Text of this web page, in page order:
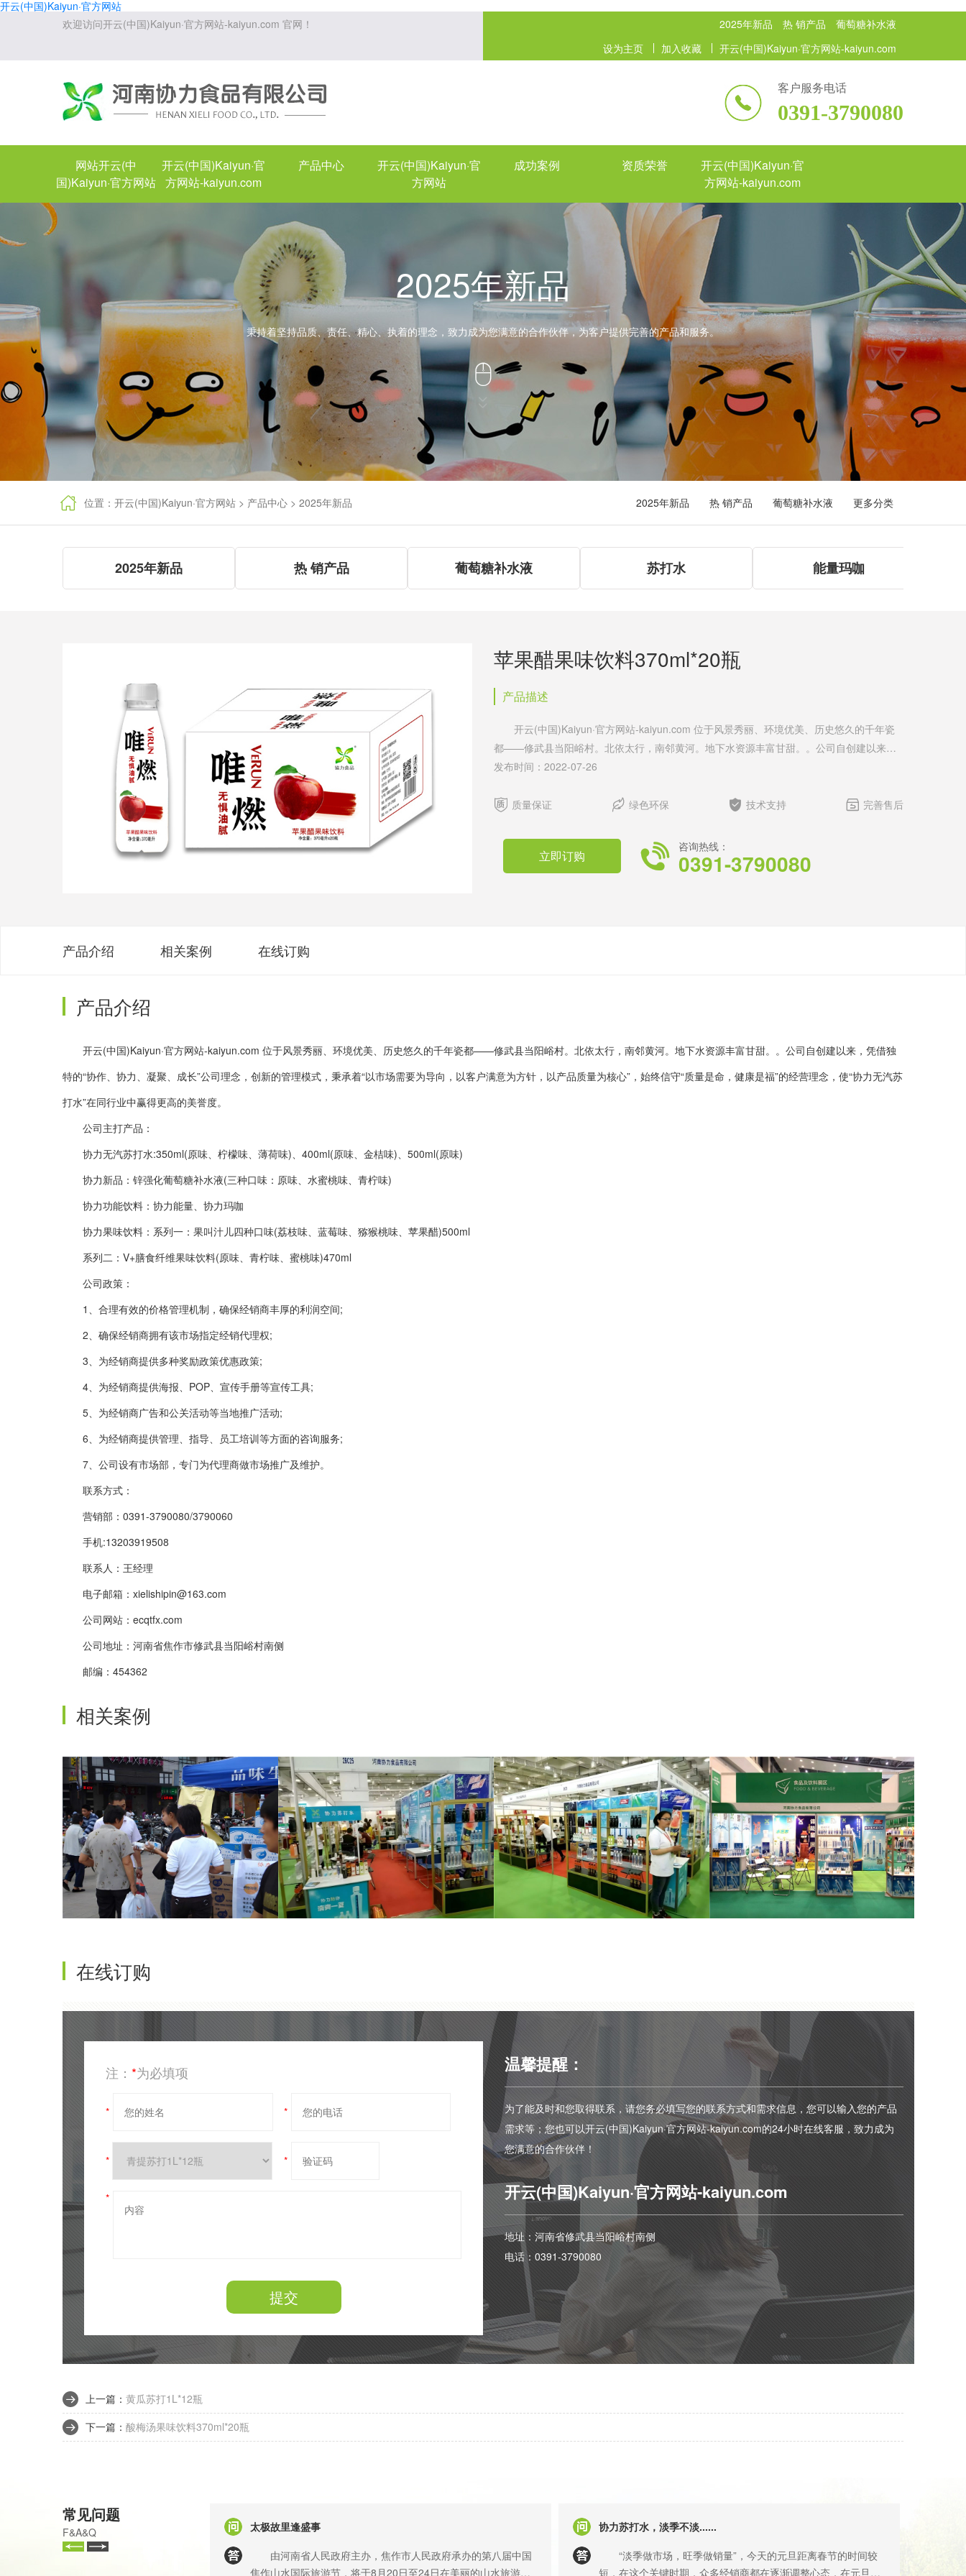
开云(中国)Kaiyun·官方网站
欢迎访问开云(中国)Kaiyun·官方网站-kaiyun.com 官网！
2025年新品 热 销产品
葡萄糖补水液
设为主页
加入收藏 开云(中国)Kaiyun·官方网站-kaiyun.com
客户服务电话
0391-3790080
网站开云(中
国)Kaiyun·官方网站
开云(中国)Kaiyun·官
方网站-kaiyun.com
产品中心
开云(中国)Kaiyun·官
方网站
成功案例 资质荣誉
开云(中国)Kaiyun·官
方网站-kaiyun.com
2025年新品
秉持着坚持品质、责任、精心、执着的理念，致力成为您满意的合作伙伴，为客户提供完善的产品和服务。

 位置： 开云(中国)Kaiyun·官方网站 > 产品中心 > 2025年新品 2025年新品 热 销产品 葡萄糖补水液 更多分类
2025年新品 热 销产品 葡萄糖补水液 苏打水 能量玛咖
苹果醋果味饮料370ml*20瓶
产品描述
开云(中国)Kaiyun·官方网站-kaiyun.com 位于风景秀丽、环境优美、历史悠久的千年瓷
都——修武县当阳峪村。北依太行，南邻黄河。地下水资源丰富甘甜。。公司自创建以来，
凭借独特的“协作、协力、凝聚、成长”公司理念，创新的管理模式，秉承着“以市场需要为导
使“协力无汽苏打水”在同行业中赢得更高的美誉度。 公司主打产品： 协力无汽苏打
强化葡萄糖补水液(三种口味：原味、水蜜桃味、青柠味) 协力功能饮料：协力能量、协力
玛咖 协力果味饮料：系列一：果叫汁儿四种口味(荔枝味、蓝莓味、猕猴桃味、苹果
发布时间：2022-07-26
 质量保证  绿色环保  技术支持  完善售后
立即订购  咨询热线：
0391-3790080
产品介绍 相关案例 在线订购
产品介绍
开云(中国)Kaiyun·官方网站-kaiyun.com 位于风景秀丽、环境优美、历史悠久的千年瓷都——修武县当阳峪村。北依太行，南邻黄河。地下水资源丰富甘甜。。公司自创建以来，凭借独
特的“协作、协力、凝聚、成长”公司理念，创新的管理模式，秉承着“以市场需要为导向，以客户满意为方针，以产品质量为核心”，始终信守“质量是命，健康是福”的经营理念，使“协力无汽苏
打水”在同行业中赢得更高的美誉度。
公司主打产品：
协力无汽苏打水:350ml(原味、柠檬味、薄荷味)、400ml(原味、金桔味)、500ml(原味)
协力新品：锌强化葡萄糖补水液(三种口味：原味、水蜜桃味、青柠味)
协力功能饮料：协力能量、协力玛咖
协力果味饮料：系列一：果叫汁儿四种口味(荔枝味、蓝莓味、猕猴桃味、苹果醋)500ml
系列二：V+膳食纤维果味饮料(原味、青柠味、蜜桃味)470ml
公司政策：
1、合理有效的价格管理机制，确保经销商丰厚的利润空间;
2、确保经销商拥有该市场指定经销代理权;
3、为经销商提供多种奖励政策优惠政策;
4、为经销商提供海报、POP、宣传手册等宣传工具;
5、为经销商广告和公关活动等当地推广活动;
6、为经销商提供管理、指导、员工培训等方面的咨询服务;
7、公司设有市场部，专门为代理商做市场推广及维护。
联系方式：
营销部：0391-3790080/3790060
手机:13203919508
联系人：王经理
电子邮箱：xielishipin@163.com
公司网站：ecqtfx.com
公司地址：河南省焦作市修武县当阳峪村南侧
邮编：454362
相关案例
在线订购
注： *为必填项
* *
* *
*
提交
温馨提醒：
为了能及时和您取得联系，请您务必填写您的联系方式和需求信息，您可以输入您的产品
需求等；您也可以开云(中国)Kaiyun·官方网站-kaiyun.com的24小时在线客服，致力成为
您满意的合作伙伴！
开云(中国)Kaiyun·官方网站-kaiyun.com
地址：河南省修武县当阳峪村南侧
电话：0391-3790080
上一篇： 黄瓜苏打1L*12瓶
下一篇： 酸梅汤果味饮料370ml*20瓶
常见问题
F&A&Q
太极故里逢盛事
由河南省人民政府主办，焦作市人民政府承办的第八届中国
焦作山水国际旅游节，将于8月20日至24日在美丽的山水旅游城
协力苏打水，淡季不淡......
“淡季做市场，旺季做销量”，今天的元旦距离春节的时间较
短，在这个关键时期，众多经销商都在逐渐调整心态，在元旦和